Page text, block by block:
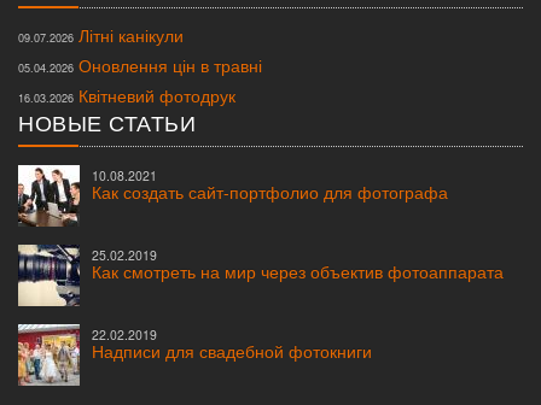
09.07.2026 Літні канікули
05.04.2026 Оновлення цін в травні
16.03.2026 Квітневий фотодрук
НОВЫЕ СТАТЬИ
10.08.2021
Как создать сайт-портфолио для фотографа
25.02.2019
Как смотреть на мир через объектив фотоаппарата
22.02.2019
Надписи для свадебной фотокниги